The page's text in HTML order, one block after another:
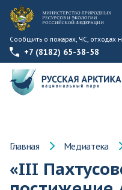
Сообщить о пожарах, ЧС, отходах
+7 (8182) 65-38-58
Главная Медиатека
«III